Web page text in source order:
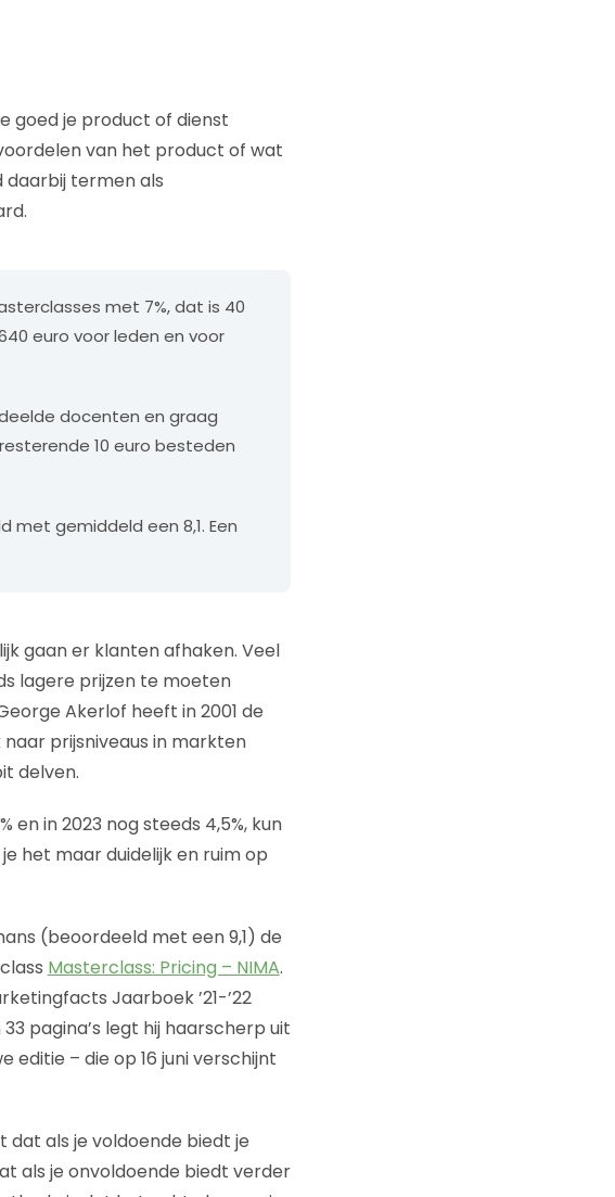
goed je product of dienst
van het product of wat
daarbij termen als
met 7%, dat is 40
euro voor leden en voor
docenten en graag
10 euro besteden
met gemiddeld een 8,1. Een
gaan er klanten afhaken. Veel
lagere prijzen te moeten
Akerlof heeft in 2001 de
prijsniveaus in markten
delven.
in 2023 nog steeds 4,5%, kun
je het maar duidelijk en ruim op
(beoordeeld met een 9,1) de
Masterclass: Pricing – NIMA.
Jaarboek ’21-’22
pagina’s legt hij haarscherp uit
editie – die op 16 juni verschijnt
als je voldoende biedt je
als je onvoldoende biedt verder